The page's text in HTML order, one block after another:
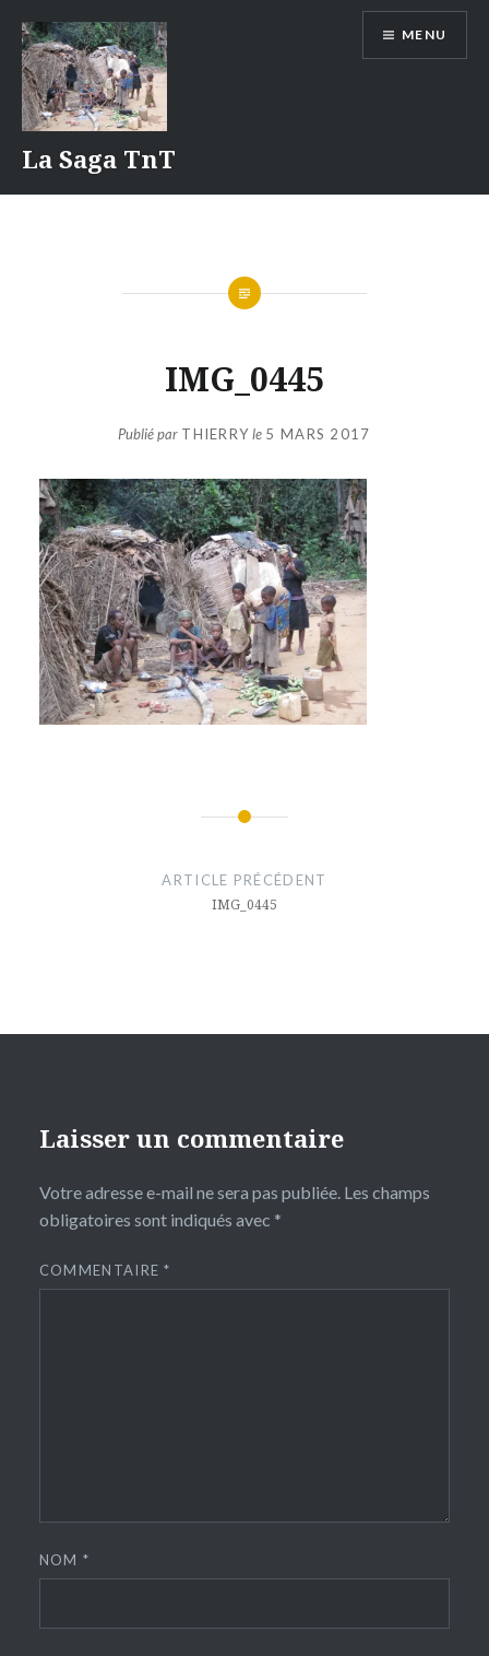
contenu
La Saga TnT
MENU
IMG_0445
Publié par THIERRYle 5 MARS 2017
ARTICLE PRÉCÉDENT
IMG_0445
Laisser un commentaire
Votre adresse e-mail ne sera pas publiée. Les champs
obligatoires sont indiqués avec *
COMMENTAIRE*
NOM*